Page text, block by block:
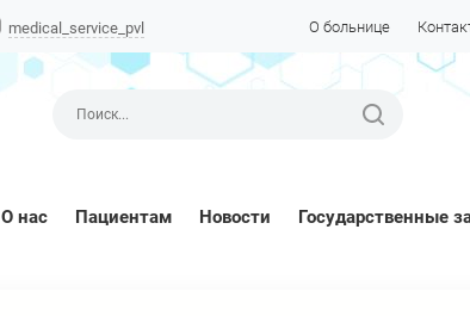
medical_service_pvl О больнице
О нас Пациентам Новости Государственные